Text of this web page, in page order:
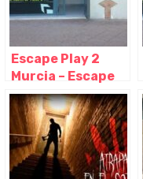
Escape Play 2
Murcia – Escape
Room, Murcia –
Murcia